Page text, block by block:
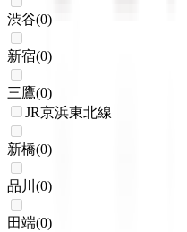
渋谷(0)
新宿(0)
三鷹(0)
JR京浜東北線
新橋(0)
品川 (0)
田端(0)